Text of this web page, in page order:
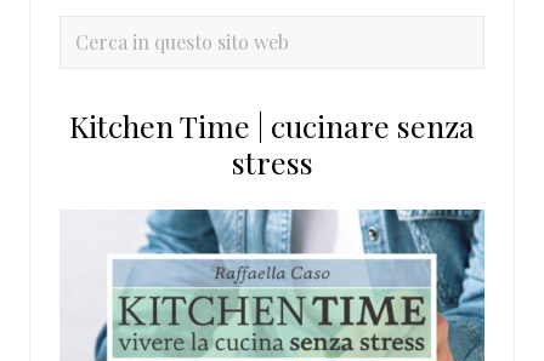
primaria
Cerca
sito
Kitchen Time | cucinare senza
stress